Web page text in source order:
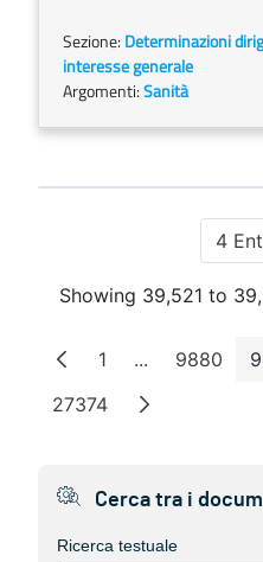
Sezione: Determinazioni
interesse generale
Argomenti:Sanità
4
Showing 39,521 to
Page
1 ...Intermediate
Page
9880
Page
27374
Cerca tra i
Ricerca testuale